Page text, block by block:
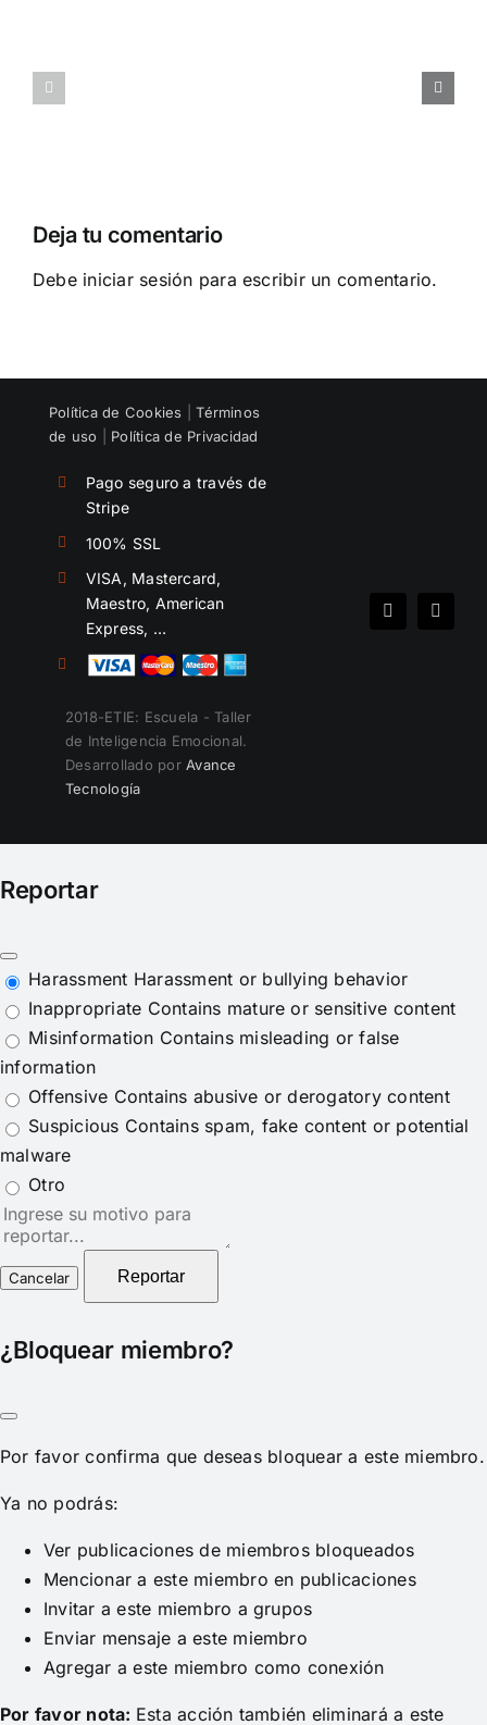
un
equipo
solicitudes
Deja tu comentario
Debe iniciar sesión para escribir un comentario.
Política de Cookies |Términos
de uso
Política de Privacidad
Pago seguro a través de
Stripe
100% SSL
VISA, Mastercard,
Maestro, American
Express, …
2018-ETIE: Escuela - Taller
de Inteligencia Emocional.
Desarrollado porAvance
Tecnología
Spotify
Reportar
Harassment Harassment or bullying behavior
Inappropriate Contains mature or sensitive content
Misinformation Contains misleading or false
information
Offensive Contains abusive or derogatory content
Suspicious Contains spam, fake content or potential
malware
Otro
Nota
del
reporte
Reportar
¿Bloquear miembro?
Por favor confirma que deseas bloquear a este miembro.
Ya no podrás:
Ver publicaciones de miembros bloqueados
Mencionar a este miembro en publicaciones
Invitar a este miembro a grupos
Enviar mensaje a este miembro
Agregar a este miembro como conexión
Por favor nota: Esta acción también eliminará a este